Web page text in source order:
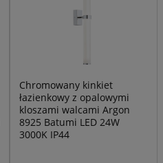
Chromowany kinkiet
łazienkowy z opalowymi
kloszami walcami Argon
8925 Batumi LED 24W
3000K IP44